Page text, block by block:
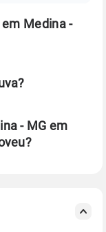
Medina -
- MG em